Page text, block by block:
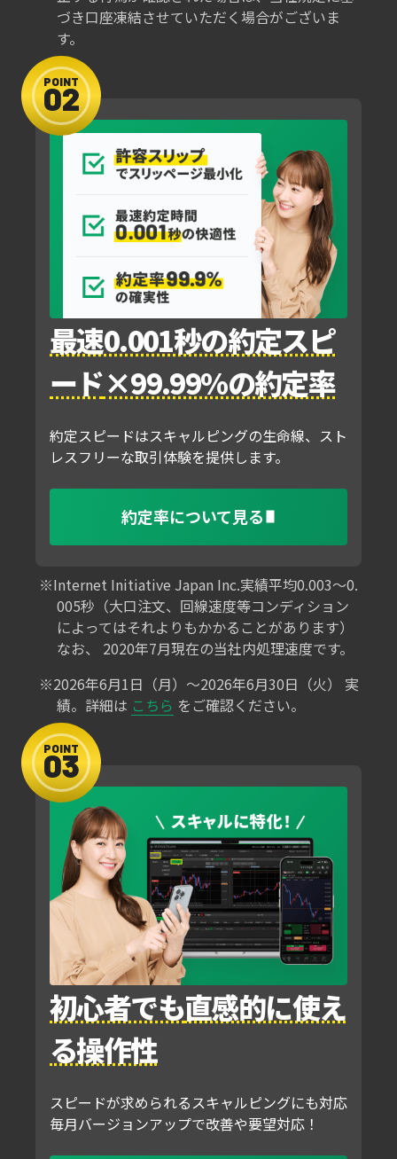
づき口座凍結させていただく場合がございま
す。
POINT
最速0.001秒の約定スピ
ード×99.99%の約定率
約定スピードはスキャルピングの生命線、 スト
レスフリーな取引体験を提供します。
約定率について見る
Internet Initiative Japan Inc.実績平均0.003〜0.
005秒（大口注文、回線速度等コンディション
によってはそれよりもかかることがあります）
なお、 2020年7月現在の当社内処理速度です。
2026年6月1日（月）～2026年6月30日（火）
実
績。詳細は こちら をご確認ください。
POINT
初心者でも直感的に使え
る操作性
スピードが求められるスキャルピングにも対応
毎月バージョンアップで改善や要望対応！